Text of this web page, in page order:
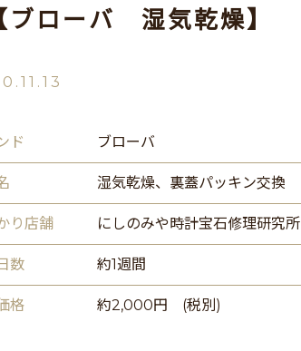
ブローバ 湿気乾燥】
ド ブローバ
湿気乾燥、裏蓋パッキン交換
り店舗 にしのみや時計宝石修理研究所
数 約1週間
格 約2,000円 (税別)